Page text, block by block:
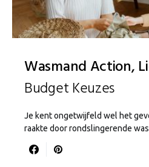
Wasmand Action,
Budget Keuzes
Je kent ongetwijfeld wel het
raakte door rondslingerende